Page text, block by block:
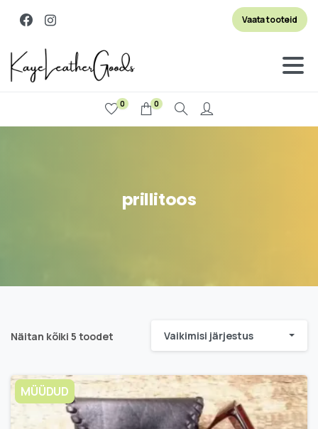
Vaata tooteid
0 0
Otsi
prillitoos
Näitan kõiki 5 toodet Vaikimisi järjestus
MÜÜDUD